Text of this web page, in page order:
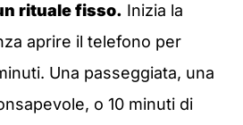
rituale fisso. Inizia la
aprire il telefono per
Una passeggiata, una
o 10 minuti di